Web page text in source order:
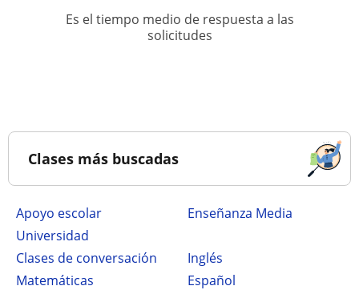
Es el tiempo medio de respuesta a las
solicitudes
Clases más buscadas
Apoyo escolar
Enseñanza Media
Universidad
Clases de conversación
Inglés
Matemáticas
Español